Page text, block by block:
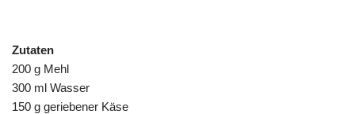
Zutaten
200 g Mehl
300 ml Wasser
150 g geriebener Käse